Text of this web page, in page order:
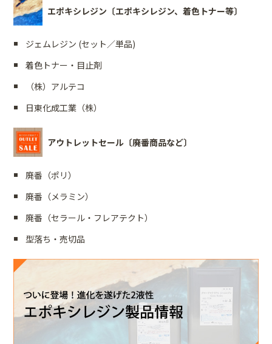
エポキシレジン〔エポキシレジン、着色トナー等〕
ジェムレジン (セット／単品)
着色トナー・目止剤
（株）アルテコ
日東化成工業（株）
アウトレットセール〔廃番商品など〕
廃番（ポリ）
廃番（メラミン）
廃番（セラール・フレアテクト）
型落ち・売切品